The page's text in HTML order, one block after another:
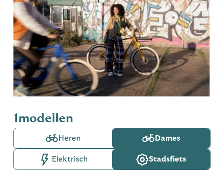
1modellen
Heren Dames
Elektrisch Stadsfiets